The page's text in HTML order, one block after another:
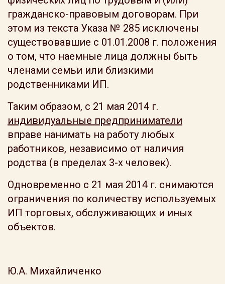
гражданско-правовым договорам. При
этом из текста Указа № 285 исключены
существовавшие с 01.01.2008 г. положения
о том, что наемные лица должны быть
членами семьи или близкими
родственниками ИП.
Таким образом, с 21 мая 2014 г.
индивидуальные предприниматели
вправе нанимать на работу любых
работников, независимо от наличия
родства (в пределах 3-х человек).
Одновременно с 21 мая 2014 г. снимаются
ограничения по количеству используемых
ИП торговых, обслуживающих и иных
объектов.
Ю.А. Михайличенко